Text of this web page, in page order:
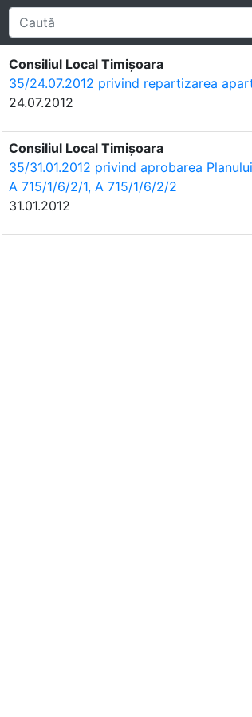
Consiliul Local Timișoara
35/24.07.2012 privind repartizarea
24.07.2012
Consiliul Local Timișoara
35/31.01.2012 privind aprobarea
A 715/1/6/2/1, A 715/1/6/2/2
31.01.2012